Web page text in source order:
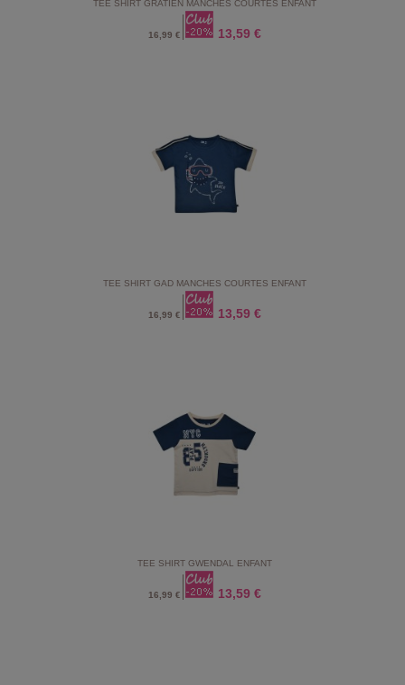
TEE SHIRT GRATIEN MANCHES COURTES ENFANT
16,99 € 13,59 €
TEE SHIRT GAD MANCHES COURTES ENFANT
16,99 € 13,59 €
TEE SHIRT GWENDAL ENFANT
16,99 € 13,59 €